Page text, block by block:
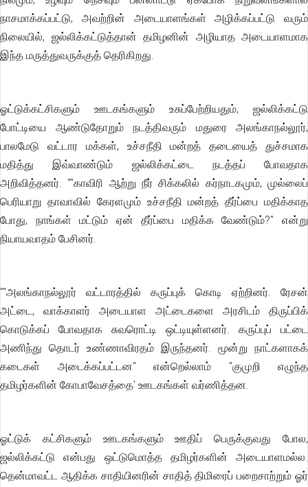
நாசமாக்கப்பட்டு, அவற்றின் அடையாளங்கள் அழிக்கப்பட்டு வரும்
நிலையில், ஜல்லிக்கட்டுத்தான் தமிழனின் அழியாத அடையாளமாக
இந்த மருத்துவருக்குத் தெரிகிறது.
ஓட்டுக்கட்சிகளும் ஊடகங்களும் உசுப்பேற்றியதும், ஜல்லிக்கட்டு
போட்டியை ஆண்டுதோறும் நடத்திவரும் மதுரை அலங்காநல்லூர்,
பாலமேடு வட்டார மக்கள், உச்சநீதி மன்றத் தடையைத் துச்சமாக
மதித்து இவ்வாண்டும் ஜல்லிக்கட்டை நடத்தப் போவதாக
அறிவித்தனர். ""காவிரி ஆற்று நீர் சிக்கலில் கர்நாடகமும், முல்லைப்
பெரியாறு தாவாவில் கேரளமும் உச்சநீதி மன்றத் தீர்ப்பை மதிக்காத
போது, நாங்கள் மட்டும் ஏன் தீர்ப்பை மதிக்க வேண்டும்?'' என்று
நியாயவாதம் பேசினர்.
""அலங்காநல்லூர் வட்டாரத்தில் கருப்புக் கொடி ஏற்றினர். ரேசன்
அட்டை, வாக்காளர் அடையாள அட்டைகளை அரசிடம் திருப்பிக்
கொடுக்கப் போவதாக சுவரொட்டி ஒட்டியுள்ளனர். கருப்புப் பட்டை
அணிந்து தொடர் உண்ணாவிரதம் இருந்தனர். மூன்று நாட்களாகக்
கடைகள் அடைக்கப்பட்டன'' என்றெல்லாம் "குமுறி எழுந்த
தமிழர்களின் கோபாவேசத்தை' ஊடகங்கள் வர்ணித்தன.
ஓட்டுக் கட்சிகளும் ஊடகங்களும் ஊதிப் பெருக்குவது போல,
ஜல்லிக்கட்டு என்பது ஒட்டுமொத்த தமிழர்களின் அடையாளமல்ல.
தென்மாவட்ட ஆதிக்க சாதியினரின் சாதித் திமிரைப் பறைசாற்றும் ஓர்